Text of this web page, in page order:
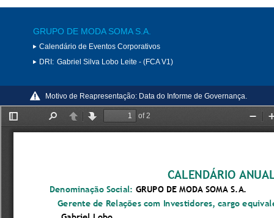
GRUPO DE MODA SOMA S.A.
Calendário de Eventos Corporativos
DRI: Gabriel Silva Lobo Leite - (FCA V1)
Motivo de Reapresentação: Data do Informe de Governança.